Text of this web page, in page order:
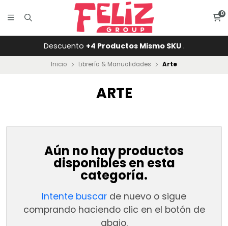
0
Descuento +4 Productos Mismo SKU.
Inicio Librería & Manualidades Arte
ARTE
Aún no hay productos
disponibles en esta
categoría.
Intente buscar de nuevo o sigue
comprando haciendo clic en el botón de
abajo.